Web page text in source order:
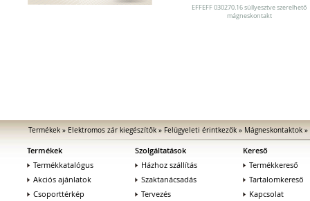
Csatlakozástechnika
EFFEFF 030270.16 süllyesztve szerelhető
mágneskontakt
Termékek» Elektromos zár kiegészítők» Felügyeleti érintkezők» Mágneskontaktok»
Termékek
Termékkatalógus
Akciós ajánlatok
Csoporttérkép
Szolgáltatások
Házhoz szállítás
Szaktanácsadás
Tervezés
Kereső
Termékkereső
Tartalomkereső
Kapcsolat